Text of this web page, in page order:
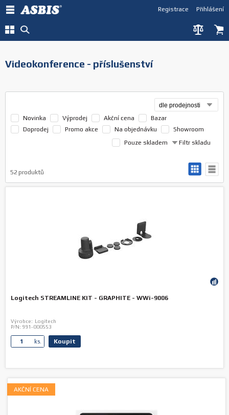
Přihlášení
Registrace
Videokonference - příslušenství
Novinka Výprodej Akční cena
Bazar
Doprodej
Promo akce Na objednávku
Showroom
Filtr skladu
Pouze skladem
52 produktů
Logitech STREAMLINE KIT - GRAPHITE - WWi-9006
Výrobce: Logitech
P/N: 991-000553
ks. Koupit
AKČNÍ CENA